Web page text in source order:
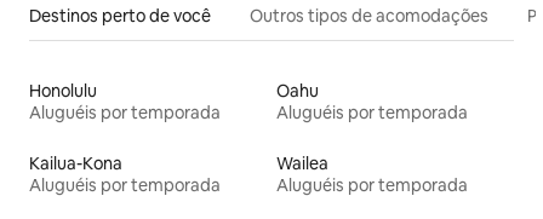
Destinos perto de você Outros tipos de acomodações
Honolulu
Aluguéis por temporada
Oahu
Aluguéis por temporada
Kailua-Kona
Aluguéis por temporada
Wailea
Aluguéis por temporada